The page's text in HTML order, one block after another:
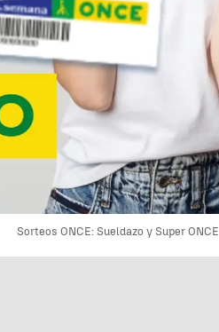
Sorteos ONCE: Sueldazo y Super ONCE